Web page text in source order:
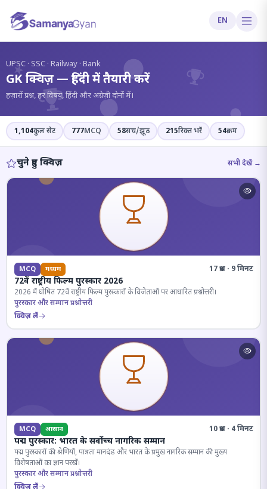
EN
?
UPSC · SSC · Railway · Bank
GK क्विज़ — हिंदी में तैयारी करें
हज़ारों प्रश्न, हर विषय, हिंदी और अंग्रेज़ी दोनों में।
1,104कुल सेट 777MCQ 58सच/झूठ 215रिक्त भरें 54क्रम
चुने हुए क्विज़ सभी देखें →
MCQ मध्यम 17 प्रश्न · 9 मिनट
72वें राष्ट्रीय फिल्म पुरस्कार 2026
2026 में घोषित 72वें राष्ट्रीय फिल्म पुरस्कारों के विजेताओं पर आधारित प्रश्नोत्तरी।
पुरस्कार और सम्मान प्रश्नोत्तरी
क्विज़ लें
MCQ आसान 10 प्रश्न · 4 मिनट
पद्म पुरस्कार: भारत के सर्वोच्च नागरिक सम्मान
पद्म पुरस्कारों की श्रेणियों, पात्रता मानदंड और भारत के प्रमुख नागरिक सम्मान की मुख्य
विशेषताओं का ज्ञान परखें।
पुरस्कार और सम्मान प्रश्नोत्तरी
क्विज़ लें